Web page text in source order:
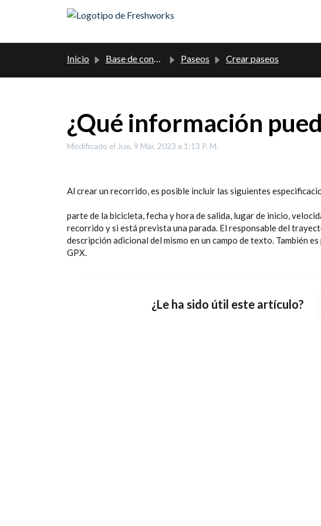
Inicio Base de conocimientos Paseos Crear paseos
¿Qué información
Modificado el Jue, 9 Mar, 2023 a 1:13 P. M.
Al crear un recorrido, es posible incluir las siguientes
parte de la bicicleta, fecha y hora de salida, lugar de inicio,
recorrido y si está prevista una parada. El responsable del
descripción adicional del mismo en un campo de texto. También
GPX.
¿Le ha sido útil este artículo?